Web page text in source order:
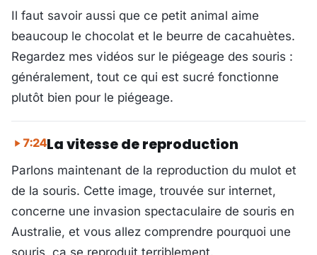
Il faut savoir aussi que ce petit animal aime
beaucoup le chocolat et le beurre de cacahuètes.
Regardez mes vidéos sur le piégeage des souris :
généralement, tout ce qui est sucré fonctionne
plutôt bien pour le piégeage.
7:24La vitesse de reproduction
Parlons maintenant de la reproduction du mulot et
de la souris. Cette image, trouvée sur internet,
concerne une invasion spectaculaire de souris en
Australie, et vous allez comprendre pourquoi une
souris, ça se reproduit terriblement.